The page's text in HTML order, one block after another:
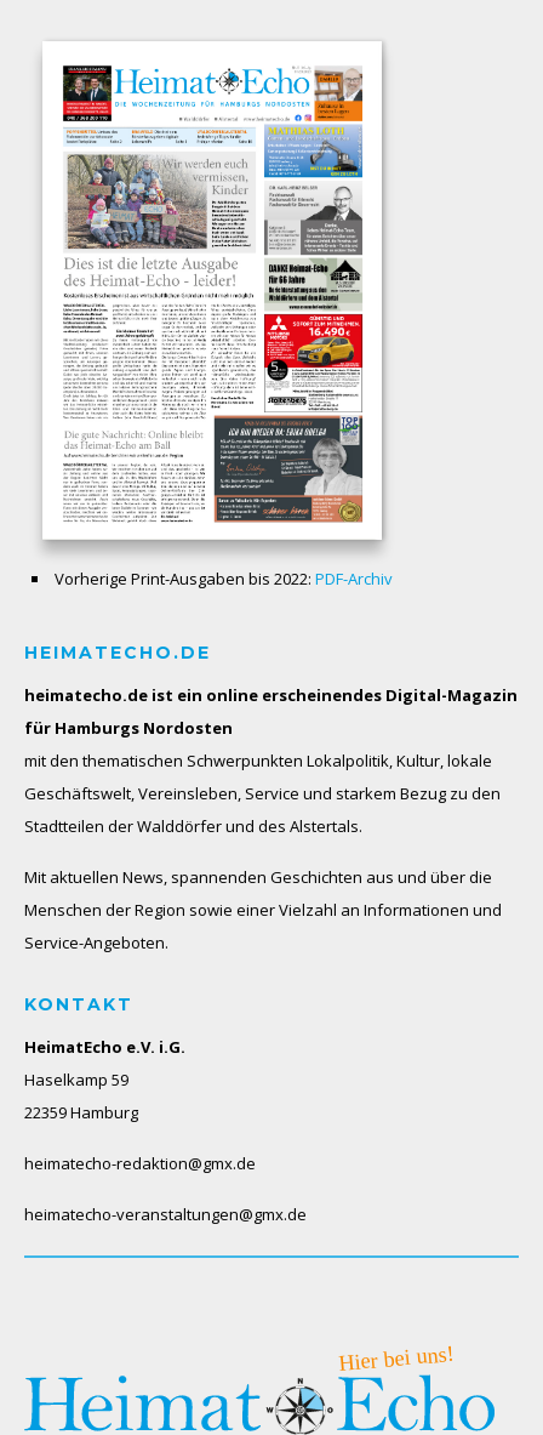
Vorherige Print-Ausgaben bis 2022: PDF-Archiv
HEIMATECHO.DE
heimatecho.de ist ein online erscheinendes Digital-Magazin
für Hamburgs Nordosten
mit den thematischen Schwerpunkten Lokalpolitik, Kultur, lokale
Geschäftswelt, Vereinsleben, Service und starkem Bezug zu den
Stadtteilen der Walddörfer und des Alstertals.
Mit aktuellen News, spannenden Geschichten aus und über die
Menschen der Region sowie einer Vielzahl an Informationen und
Service-Angeboten.
KONTAKT
HeimatEcho e.V. i.G.
Haselkamp 59
22359 Hamburg
heimatecho-redaktion@gmx.de
heimatecho-veranstaltungen@gmx.de